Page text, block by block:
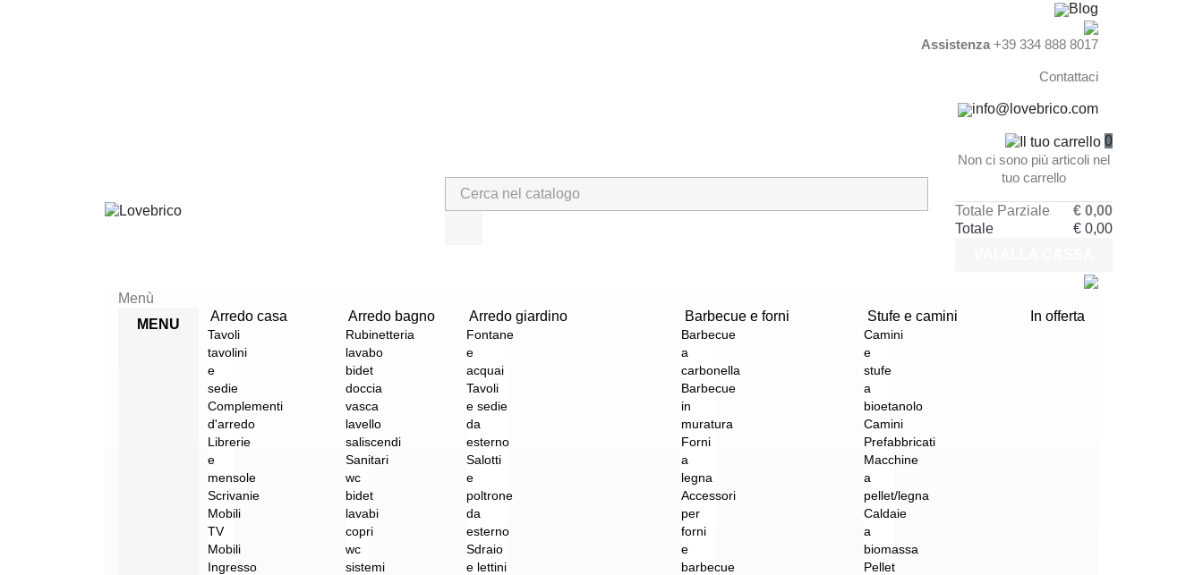
Blog
Assistenza +39 334 888 8017
Contattaci
info@lovebrico.com
0
Non ci sono più articoli nel
tuo carrello
Totale Parziale
€ 0,00
Totale
€ 0,00
Menù
MENU
Arredo casa
Tavoli
tavolini
e
sedie
Complementi
d'arredo
Librerie
e
mensole
Scrivanie
Mobili
TV
Mobili
Ingresso
Arredo bagno
Rubinetteria
lavabo
bidet
doccia
vasca
lavello
saliscendi
Sanitari
wc
bidet
lavabi
copri
wc
sistemi
Arredo giardino
Fontane
e
acquai
Tavoli
e sedie
da
esterno
Salotti
e
poltrone
da
esterno
Sdraio
e lettini
Barbecue e forni
Barbecue
a
carbonella
Barbecue
in
muratura
Forni
a
legna
Accessori
per
forni
e
barbecue
Stufe e camini
Camini
e
stufe
a
bioetanolo
Camini
Prefabbricati
Macchine
a
pellet/legna
Caldaie
a
biomassa
Pellet
In offerta